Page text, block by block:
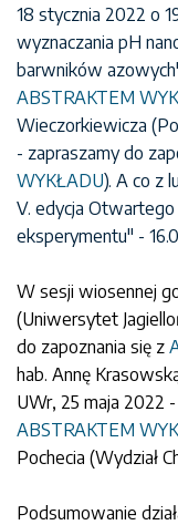
18 stycznia 2022 o
wyznaczania pH
barwników
ABSTRAKTEM
Wieczorkiewicza
- zapraszamy do
WYKŁADU). A co z
V. edycja
eksperymentu" -
W sesji wiosennej
(Uniwersytet
do zapoznania się z
hab. Annę
UWr, 25 maja 2022
ABSTRAKTEM
Pochecia (Wydział
Podsumowanie